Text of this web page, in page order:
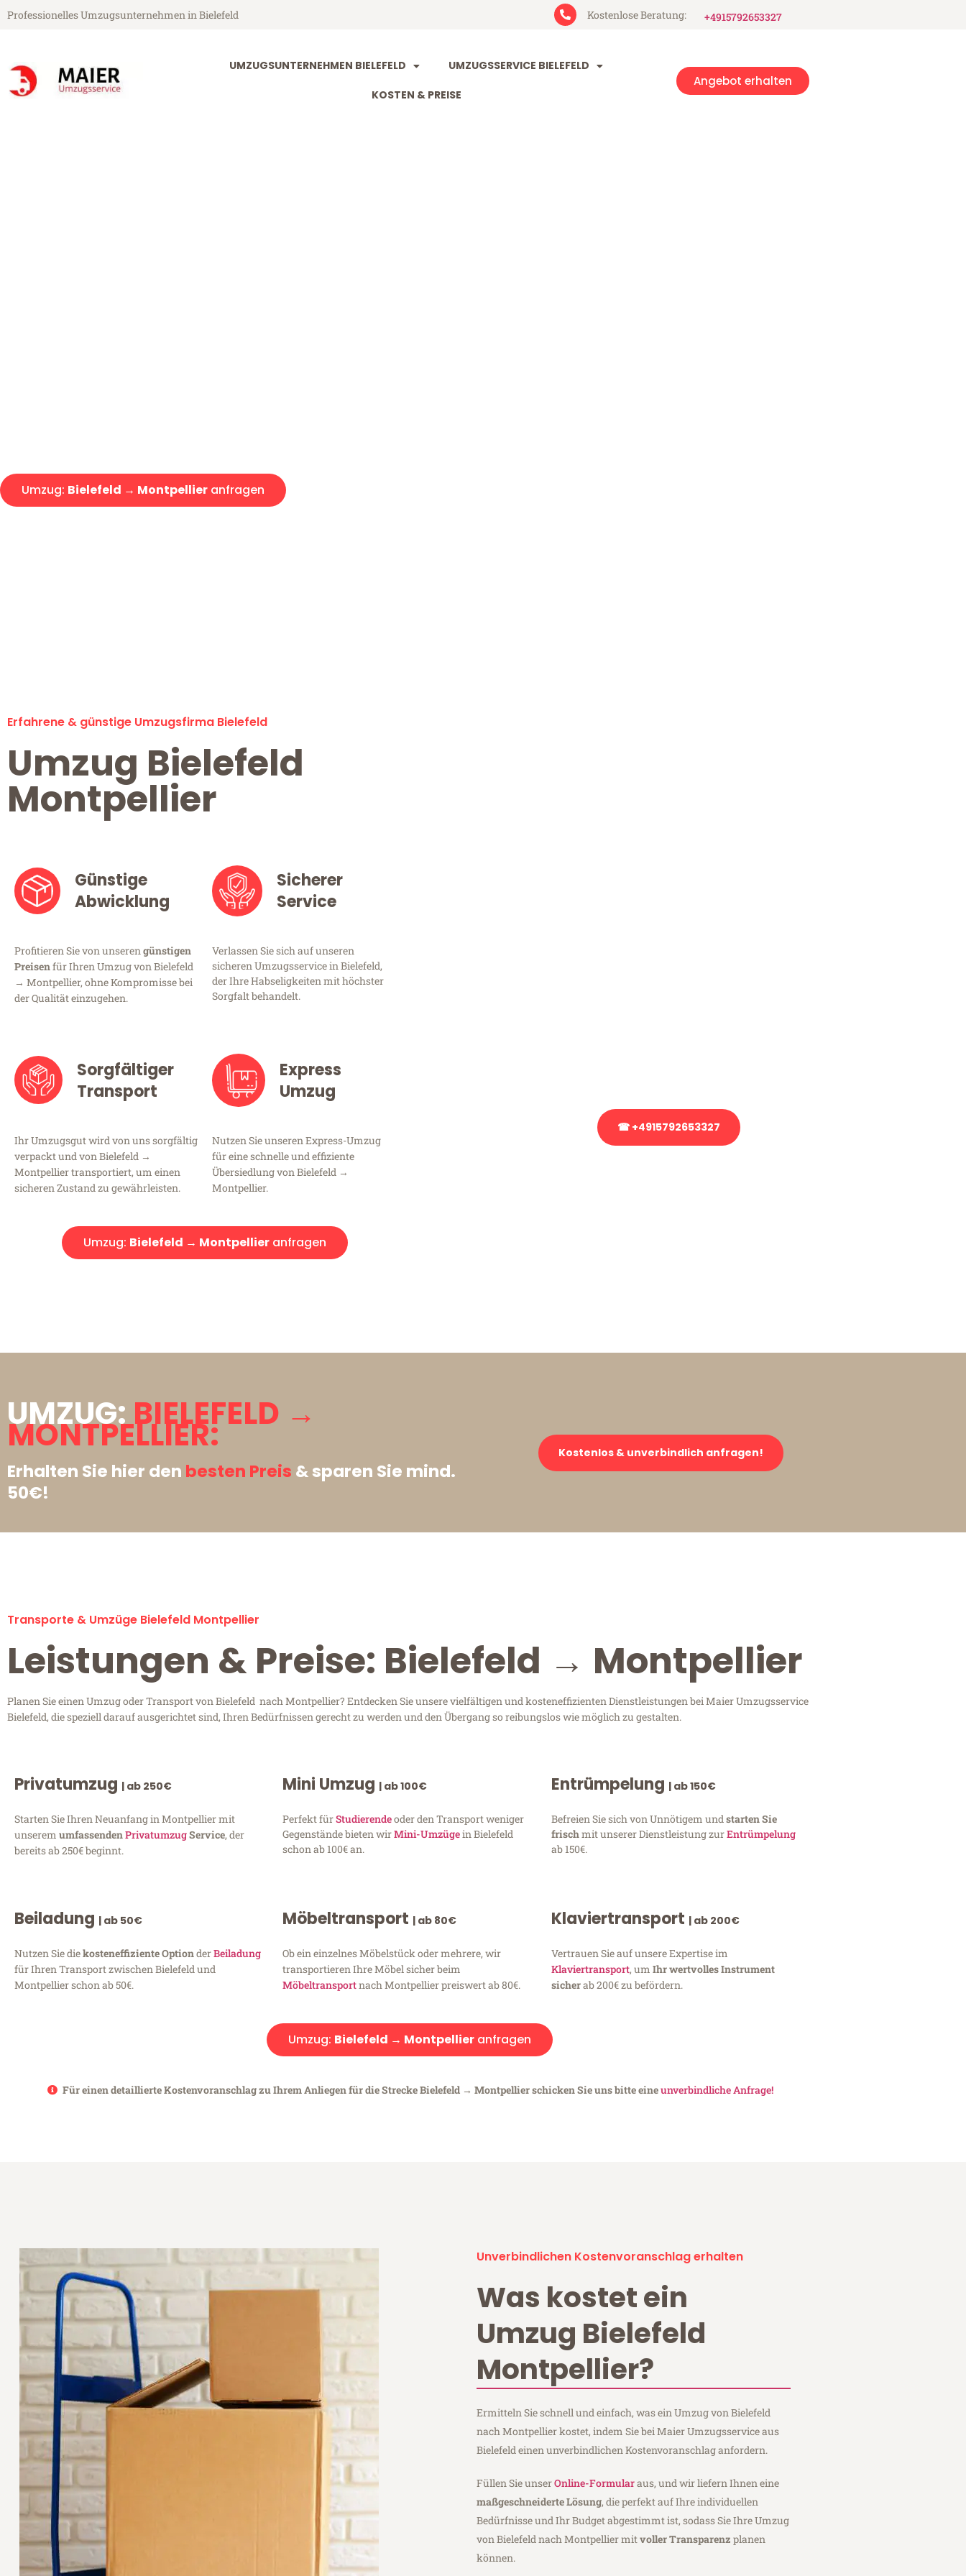
Professionelles Umzugsunternehmen in Bielefeld Kostenlose Beratung: +4915792653327
UMZUGSUNTERNEHMEN BIELEFELD UMZUGSSERVICE BIELEFELD
KOSTEN & PREISE
Angebot erhalten
Umzug: Bielefeld → Montpellier anfragen
Erfahrene & günstige Umzugsfirma Bielefeld
Umzug Bielefeld
Montpellier
Günstige
Abwicklung
Profitieren Sie von unserengünstigen
Preisenfür Ihren Umzug von Bielefeld
→ Montpellier, ohne Kompromisse bei
der Qualität einzugehen.
Sicherer
Service
Verlassen Sie sich auf unseren
sicheren Umzugsservice in Bielefeld,
der Ihre Habseligkeiten mit höchster
Sorgfalt behandelt.
Sorgfältiger
Transport
Ihr Umzugsgut wird von uns sorgfältig
verpackt und von Bielefeld →
Montpellier transportiert, um einen
sicheren Zustand zu gewährleisten.
Express
Umzug
Nutzen Sie unseren Express-Umzug
für eine schnelle und effiziente
Übersiedlung von Bielefeld →
Montpellier.
Umzug: Bielefeld → Montpellier anfragen
☎ +4915792653327
UMZUG:BIELEFELD →
MONTPELLIER:
Erhalten Sie hier den besten Preis & sparen Sie mind.
50€!
Kostenlos & unverbindlich anfragen!
Transporte & Umzüge Bielefeld Montpellier
Leistungen & Preise: Bielefeld → Montpellier
Planen Sie einen Umzug oder Transport von Bielefeld nach Montpellier? Entdecken Sie unsere vielfältigen und kosteneffizienten Dienstleistungen bei Maier Umzugsservice
Bielefeld, die speziell darauf ausgerichtet sind, Ihren Bedürfnissen gerecht zu werden und den Übergang so reibungslos wie möglich zu gestalten.
Privatumzug | ab 250€
Starten Sie Ihren Neuanfang in Montpellier mit
unserem umfassendenPrivatumzugService, der
bereits ab 250€ beginnt.
Mini Umzug | ab 100€
Perfekt fürStudierendeoder den Transport weniger
Gegenstände bieten wirMini-Umzügein Bielefeld
schon ab 100€ an.
Entrümpelung | ab 150€
Befreien Sie sich von Unnötigem und starten Sie
frischmit unserer Dienstleistung zurEntrümpelung
ab 150€.
Beiladung | ab 50€
Nutzen Sie diekosteneffiziente OptionderBeiladung
für Ihren Transport zwischen Bielefeld und
Montpellier schon ab 50€.
Möbeltransport | ab 80€
Ob ein einzelnes Möbelstück oder mehrere, wir
transportieren Ihre Möbel sicher beim
Möbeltransportnach Montpellier preiswert ab 80€.
Klaviertransport | ab 200€
Vertrauen Sie auf unsere Expertise im
Klaviertransport, um Ihr wertvolles Instrument
sicherab 200€ zu befördern.
Umzug: Bielefeld → Montpellier anfragen
Für einen detaillierte Kostenvoranschlag zu Ihrem Anliegen für die Strecke Bielefeld → Montpellier schicken Sie uns bitte eineunverbindliche Anfrage!
Unverbindlichen Kostenvoranschlag erhalten
Was kostet ein
Umzug Bielefeld
Montpellier?
Ermitteln Sie schnell und einfach, was ein Umzug von Bielefeld
nach Montpellier kostet, indem Sie bei Maier Umzugsservice aus
Bielefeld einen unverbindlichen Kostenvoranschlag anfordern.
Füllen Sie unserOnline-Formularaus, und wir liefern Ihnen eine
maßgeschneiderte Lösung, die perfekt auf Ihre individuellen
Bedürfnisse und Ihr Budget abgestimmt ist, sodass Sie Ihre Umzug
von Bielefeld nach Montpellier mitvoller Transparenz planen
können.